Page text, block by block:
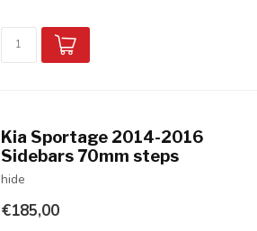
Kia Sportage 2014-2016
Sidebars 70mm steps
hide
€185,00